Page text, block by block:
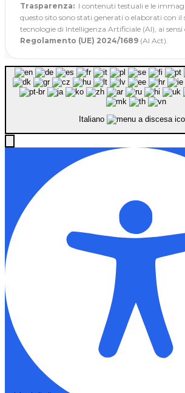
Trasparenza: I contenuti testuali e le
questo sito sono stati generati o elaborati con il
tecnologie di Intelligenza Artificiale (AI), ai sensi
Regolamento (UE) 2024/1689 (AI Act).
Italiano